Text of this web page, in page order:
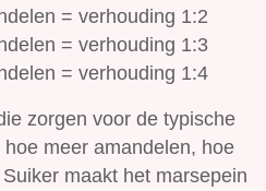
= verhouding 1:2
= verhouding 1:3
= verhouding 1:4
zorgen voor de typische
meer amandelen, hoe
maakt het marsepein